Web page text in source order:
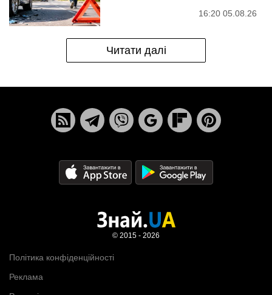
16:20 05.08.26
Читати далі
Політика конфіденційності
Реклама
© 2015 - 2026